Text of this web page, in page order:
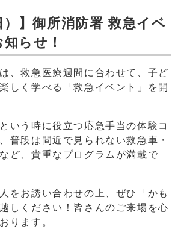
）】御所消防署 救急イベ
らせ！
、救急医療週間に合わせて、子ど
しく学べる「救急イベント」を開
いう時に役立つ応急手当の体験コ
普段は間近で見られない救急車・
ど、貴重なプログラムが満載で
をお誘い合わせの上、ぜひ「かも
しください！皆さんのご来場を心
ります。